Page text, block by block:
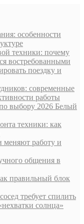
особенности
техники: почему
востребованными
поездку и
современные
работы
выбору 2026 Белый
техники: как
меняют работу и
общения в
правильный блок
требует спилить
солнца»